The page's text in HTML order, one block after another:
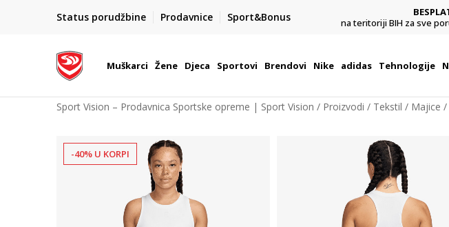
Status porudžbine Prodavnice Sport&Bonus
POZOVITE NAS NA : 055/490-400
Pon-Pet od 9h - 16h
na teritoriji BIH za sve
Muškarci Žene Djeca Sportovi Brendovi Nike adidas Tehnologije
Sport Vision – Prodavnica Sportske opreme | Sport Vision Proizvodi Tekstil Majice
-40% U KORPI